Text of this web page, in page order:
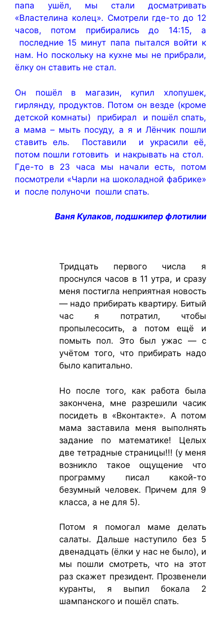
папа ушёл, мы стали досматривать
«Властелина колец». Смотрели где-то до 12
часов, потом прибирались до 14:15, а
последние 15 минут папа пытался войти к
нам. Но поскольку на кухне мы не прибрали,
ёлку он ставить не стал.
Он пошёл в магазин, купил хлопушек,
гирлянду, продуктов. Потом он везде (кроме
детской комнаты) прибирал и пошёл спать,
а мама – мыть посуду, а я и Лёнчик пошли
ставить ель. Поставили и украсили её,
потом пошли готовить и накрывать на стол.
Где-то в 23 часа мы начали есть, потом
посмотрели «Чарли на шоколадной фабрике»
и после полуночи пошли спать.
Ваня Кулаков, подшкипер флотилии
Тридцать первого числа я
проснулся часов в 11 утра, и сразу
меня постигла неприятная новость
— надо прибирать квартиру. Битый
час я потратил, чтобы
пропылесосить, а потом ещё и
помыть пол. Это был ужас — с
учётом того, что прибирать надо
было капитально.
Но после того, как работа была
закончена, мне разрешили часик
посидеть в «Вконтакте». А потом
мама заставила меня выполнять
задание по математике! Целых
две тетрадные страницы!!! (у меня
возникло такое ощущение что
программу писал какой-то
безумный человек. Причем для 9
класса, а не для 5).
Потом я помогал маме делать
салаты. Дальше наступило без 5
двенадцать (ёлки у нас не было), и
мы пошли смотреть, что на этот
раз скажет президент. Прозвенели
куранты, я выпил бокала 2
шампанского и пошёл спать.